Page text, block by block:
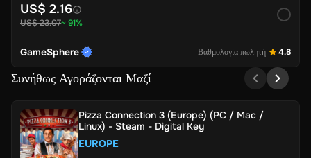
US$ 2.16
US$ 23.07~ 91%
GameSphere Βαθμολογία πωλητή 4.8
Συνήθως Αγοράζονται Μαζί
Pizza Connection 3 (Europe) (PC / Mac /
Linux) - Steam - Digital Key
EUROPE